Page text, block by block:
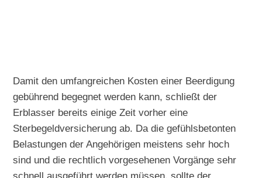
Damit den umfangreichen Kosten einer Beerdigung
gebührend begegnet werden kann, schließt der
Erblasser bereits einige Zeit vorher eine
Sterbegeldversicherung ab. Da die gefühlsbetonten
Belastungen der Angehörigen meistens sehr hoch
sind und die rechtlich vorgesehenen Vorgänge sehr
schnell ausgeführt werden müssen, sollte der